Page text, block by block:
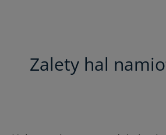
Zalety hal